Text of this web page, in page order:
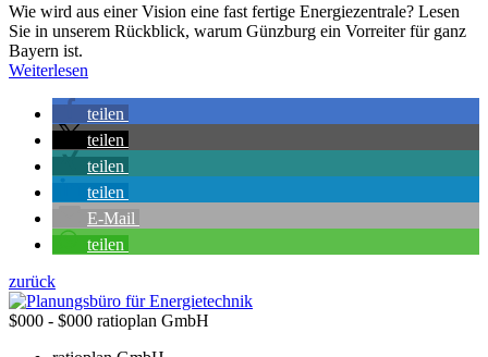
Wie wird aus einer Vision eine fast fertige Energiezentrale? Lesen
Sie in unserem Rückblick, warum Günzburg ein Vorreiter für ganz
Bayern ist.
Weiterlesen
teilen
teilen
teilen
teilen
E-Mail
teilen
zurück
$000 - $000 ratioplan GmbH